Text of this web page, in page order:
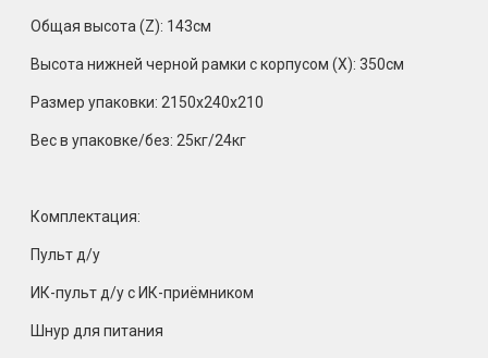
Общая высота (Z): 143см
Высота нижней черной рамки с корпусом (X): 350см
Размер упаковки: 2150х240х210
Вес в упаковке/без: 25кг/24кг
Комплектация:
Пульт д/у
ИК-пульт д/у с ИК-приёмником
Шнур для питания